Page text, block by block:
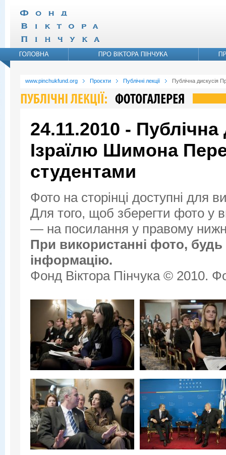
www.pinchukfund.org Проєкти Публічні лекції Публічна дискусія
24.11.2010 -
Ізраїлю Шимона
студентами
Фото на сторінці доступні для
Для того, щоб зберегти фото у
— на посилання у правому
При використанні фото, будь
інформацію.
Фонд Віктора Пінчука © 2010.